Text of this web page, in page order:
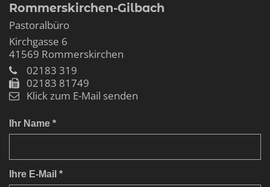
Rommerskirchen-Gilbach
Pastoralbüro
Kirchgasse 6
41569 Rommerskirchen
02183 319
02183 81749
Klick zum E-Mail senden
Ihr Name *
Ihre E-Mail *